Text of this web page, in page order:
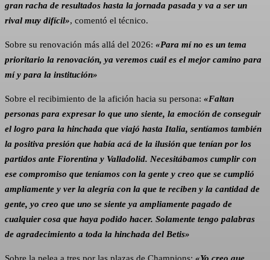
gran racha de resultados hasta la jornada pasada y va a ser un
rival muy difícil», comentó el técnico.
Sobre su renovación más allá del 2026: «Para mí no es un tema
prioritario la renovación, ya veremos cuál es el mejor camino para
mí y para la institución»
Sobre el recibimiento de la afición hacia su persona: «Faltan
personas para expresar lo que uno siente, la emoción de conseguir
el logro para la hinchada que viajó hasta Italia, sentíamos también
la positiva presión que había acá de la ilusión que tenían por los
partidos ante Fiorentina y Valladolid. Necesitábamos cumplir con
ese compromiso que teníamos con la gente y creo que se cumplió
ampliamente y ver la alegría con la que te reciben y la cantidad de
gente, yo creo que uno se siente ya ampliamente pagado de
cualquier cosa que haya podido hacer. Solamente tengo palabras
de agradecimiento a toda la hinchada del Betis»